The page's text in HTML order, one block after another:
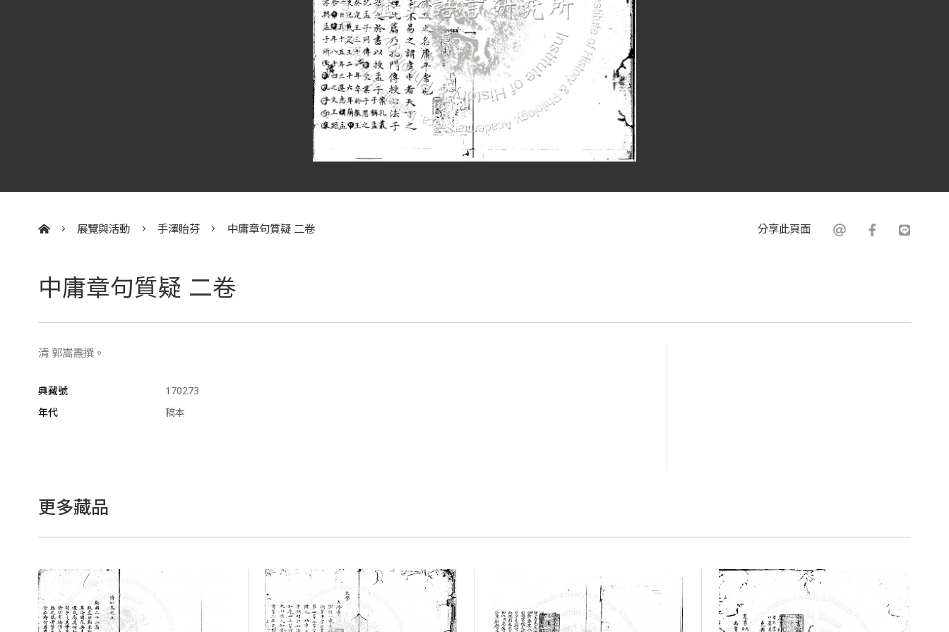
展覽與活動 手澤貽芬 中庸章句質疑 二卷 分享此頁面
中庸章句質疑 二卷
清 郭嵩燾撰。
典藏號
170273
年代
稿本
更多藏品